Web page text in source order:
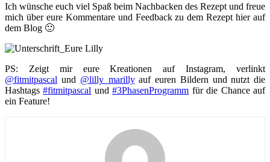
Ich wünsche euch viel Spaß beim Nachbacken des Rezept und freue
mich über eure Kommentare und Feedback zu dem Rezept hier auf
dem Blog 🙂
PS: Zeigt mir eure Kreationen auf Instagram, verlinkt
@fitmitpascal und @lilly_marillyauf euren Bildern und nutzt die
Hashtags#fitmitpascal und#3PhasenProgramm für die Chance auf
ein Feature!